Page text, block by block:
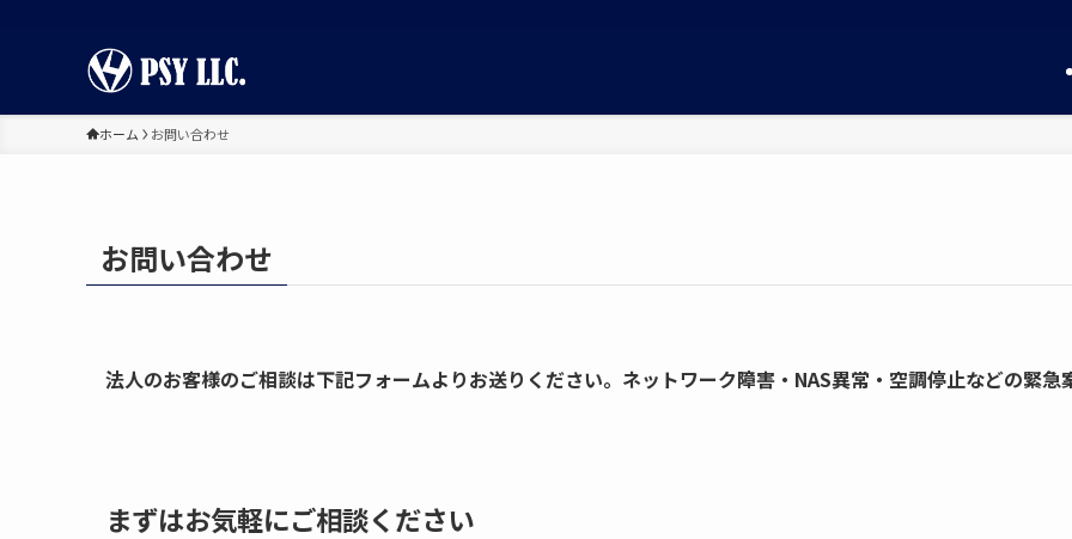
ホーム お問い合わせ
お問い合わせ
法人のお客様のご相談は下記フォームよりお送りください。ネットワーク障害・NAS異常・空調停止などの緊
まずはお気軽にご相談ください